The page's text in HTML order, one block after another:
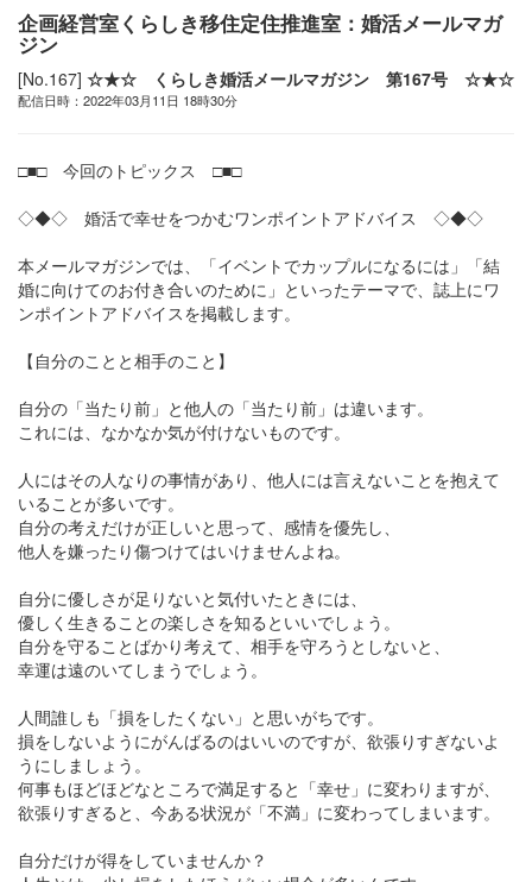
企画経営室くらしき移住定住推進室：婚活メールマガ
ジン
[No.167] ☆★☆ くらしき婚活メールマガジン 第167号 ☆★☆
配信日時：2022年03月11日 18時30分
□■□ 今回のトピックス □■□
◇◆◇ 婚活で幸せをつかむワンポイントアドバイス ◇◆◇
本メールマガジンでは、「イベントでカップルになるには」「結
婚に向けてのお付き合いのために」といったテーマで、誌上にワ
ンポイントアドバイスを掲載します。
【自分のことと相手のこと】
自分の「当たり前」と他人の「当たり前」は違います。
これには、なかなか気が付けないものです。
人にはその人なりの事情があり、他人には言えないことを抱えて
いることが多いです。
自分の考えだけが正しいと思って、感情を優先し、
他人を嫌ったり傷つけてはいけませんよね。
自分に優しさが足りないと気付いたときには、
優しく生きることの楽しさを知るといいでしょう。
自分を守ることばかり考えて、相手を守ろうとしないと、
幸運は遠のいてしまうでしょう。
人間誰しも「損をしたくない」と思いがちです。
損をしないようにがんばるのはいいのですが、欲張りすぎないよ
うにしましょう。
何事もほどほどなところで満足すると「幸せ」に変わりますが、
欲張りすぎると、今ある状況が「不満」に変わってしまいます。
自分だけが得をしていませんか？